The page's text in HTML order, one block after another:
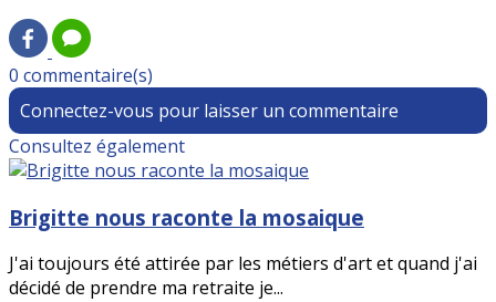
0 commentaire(s)
Connectez-vous pour laisser un commentaire
Consultez également
Brigitte nous raconte la mosaique
J'ai toujours été attirée par les métiers d'art et quand j'ai
décidé de prendre ma retraite je...